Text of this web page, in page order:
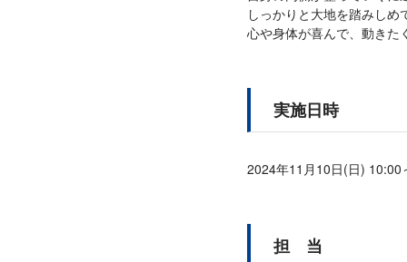
しっかりと大地を踏みし
心や身体が喜んで、動きた
実施日時
2024年11月10日(日) 10:00
担 当